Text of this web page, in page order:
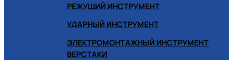
РЕЖУЩИЙ ИНСТРУМЕНТ
УДАРНЫЙ ИНСТРУМЕНТ
ЭЛЕКТРОМОНТАЖНЫЙ ИНСТРУМЕНТ
ВЕРСТАКИ